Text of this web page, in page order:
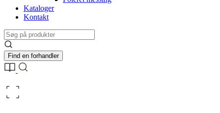
Kataloger
Kontakt
Find en forhandler